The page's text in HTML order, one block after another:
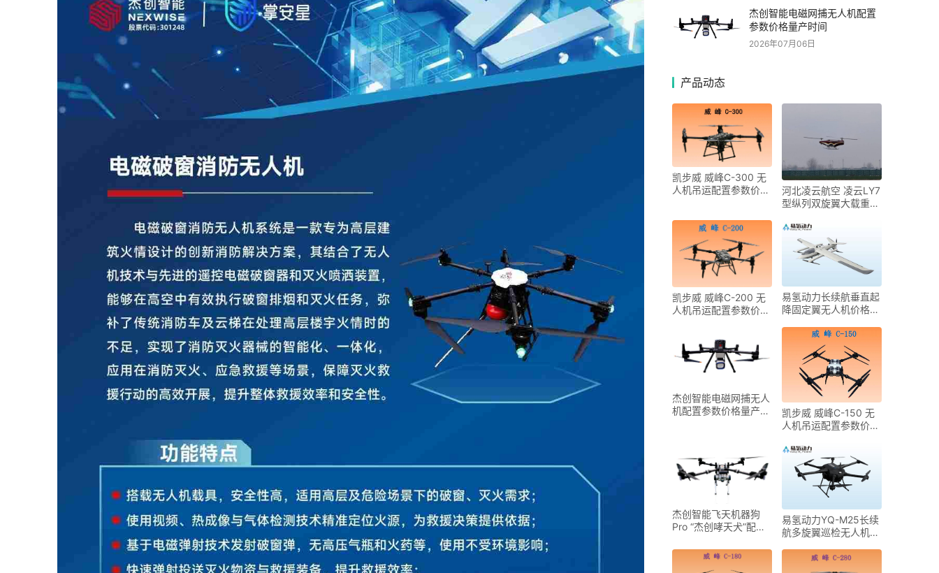
杰创智能电磁网捕无人机配置
参数价格量产时间
2026年07月06日
产品动态
凯步威 威峰C-300 无
人机吊运配置参数价格
河北凌云航空 凌云LY7
型纵列双旋翼大载重无
量产时间
凯步威 威峰C-200 无
人机吊运配置参数价格
易氢动力长续航垂直起
降固定翼无人机价格参
杰创智能电磁网捕无人
机配置参数价格量产时
凯步威 威峰C-150 无
人机吊运配置参数价格
杰创智能飞天机器狗
Pro “杰创哮天犬”配置
易氢动力YQ-M25长续
航多旋翼巡检无人机价